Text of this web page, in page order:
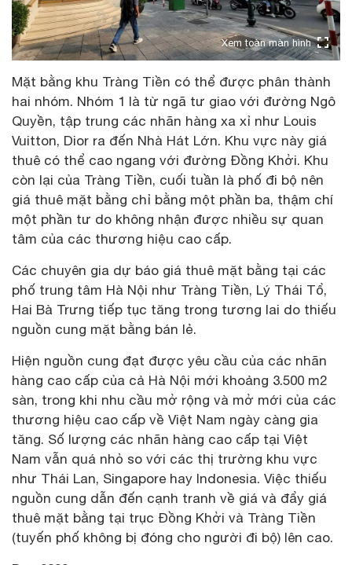
Xem toàn màn hình
Mặt bằng khu Tràng Tiền có thể được phân thành
hai nhóm. Nhóm 1 là từ ngã tư giao với đường Ngô
Quyền, tập trung các nhãn hàng xa xỉ như Louis
Vuitton, Dior ra đến Nhà Hát Lớn. Khu vực này giá
thuê có thể cao ngang với đường Đồng Khởi. Khu
còn lại của Tràng Tiền, cuối tuần là phố đi bộ nên
giá thuê mặt bằng chỉ bằng một phần ba, thậm chí
một phần tư do không nhận được nhiều sự quan
tâm của các thương hiệu cao cấp.
Các chuyên gia dự báo giá thuê mặt bằng tại các
phố trung tâm Hà Nội như Tràng Tiền, Lý Thái Tổ,
Hai Bà Trưng tiếp tục tăng trong tương lai do thiếu
nguồn cung mặt bằng bán lẻ.
Hiện nguồn cung đạt được yêu cầu của các nhãn
hàng cao cấp của cả Hà Nội mới khoảng 3.500 m2
sàn, trong khi nhu cầu mở rộng và mở mới của các
thương hiệu cao cấp về Việt Nam ngày càng gia
tăng. Số lượng các nhãn hàng cao cấp tại Việt
Nam vẫn quá nhỏ so với các thị trường khu vực
như Thái Lan, Singapore hay Indonesia. Việc thiếu
nguồn cung dẫn đến cạnh tranh về giá và đẩy giá
thuê mặt bằng tại trục Đồng Khởi và Tràng Tiền
(tuyến phố không bị đóng cho người đi bộ) lên cao.